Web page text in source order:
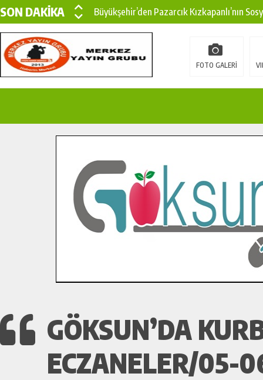
SON DAKİKA
Büyükşehir’den Pazarcık Kızkapanlı’nın
Büyükşehir’den Pazarcık Kırsalına Modern
Çin’den KSÜ’ye Uluslararası Başarı:
İlçe Jandarma Komutanı Karakaya’dan
Bertiz’in Yeni Köprüsünde Sona Doğru.
FOTO GALERİ
GÖKSUN’DA
ECZANELER/05-